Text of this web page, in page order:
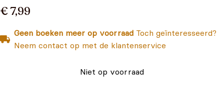
€ 7,99
Geen boeken meer op voorraad Toch geïnteresseerd?
Neem contact op met de klantenservice
Niet op voorraad